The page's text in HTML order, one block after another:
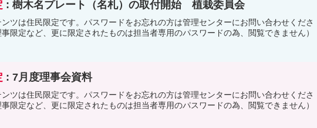
: 樹木名プレート（名札）の取付開始 植栽委員会
ンツは住民限定です。パスワードをお忘れの方は管理センターにお問い合わせくださ
限定など、更に限定されたものは担当者専用のパスワードの為、閲覧できません）
: 7月度理事会資料
ツは住民限定です。パスワードをお忘れの方は管理センターにお問い合わせくださ
限定など、更に限定されたものは担当者専用のパスワードの為、閲覧できません）